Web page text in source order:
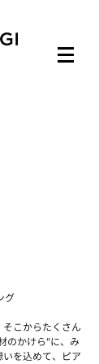
グ
こからたくさん
のかけら“に、み
を込めて、ピア